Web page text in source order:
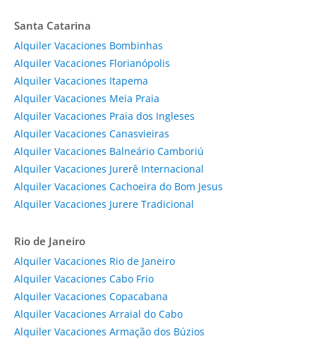
Santa Catarina
Alquiler Vacaciones Bombinhas
Alquiler Vacaciones Florianópolis
Alquiler Vacaciones Itapema
Alquiler Vacaciones Meia Praia
Alquiler Vacaciones Praia dos Ingleses
Alquiler Vacaciones Canasvieiras
Alquiler Vacaciones Balneário Camboriú
Alquiler Vacaciones Jurerê Internacional
Alquiler Vacaciones Cachoeira do Bom Jesus
Alquiler Vacaciones Jurere Tradicional
Rio de Janeiro
Alquiler Vacaciones Rio de Janeiro
Alquiler Vacaciones Cabo Frio
Alquiler Vacaciones Copacabana
Alquiler Vacaciones Arraial do Cabo
Alquiler Vacaciones Armação dos Búzios